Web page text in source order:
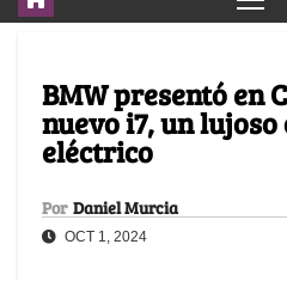
BMW presentó en
nuevo i7, un lujoso
eléctrico
Por Daniel Murcia
OCT 1, 2024